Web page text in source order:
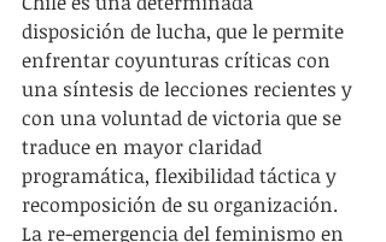
disposición de lucha, que le permite
enfrentar coyunturas críticas con
una síntesis de lecciones recientes y
con una voluntad de victoria que se
traduce en mayor claridad
programática, flexibilidad táctica y
recomposición de su organización.
La re-emergencia del feminismo en